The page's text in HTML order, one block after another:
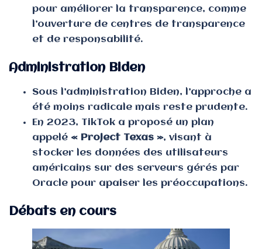
pour améliorer la transparence, comme
l’ouverture de centres de transparence
et de responsabilité.
Administration Biden
Sous l’administration Biden, l’approche a
été moins radicale mais reste prudente.
En 2023, TikTok a proposé un plan
appelé « Project Texas », visant à
stocker les données des utilisateurs
américains sur des serveurs gérés par
Oracle pour apaiser les préoccupations.
Débats en cours